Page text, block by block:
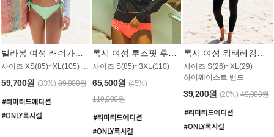
59,700원 (33%) 89,000원
사이즈 S(85)~3XL(110)
65,500원 (45%)
119,000원
사이즈 S(26)~XL(29)
하이웨이스트 밴드
39,200원 (20%) 49,000원